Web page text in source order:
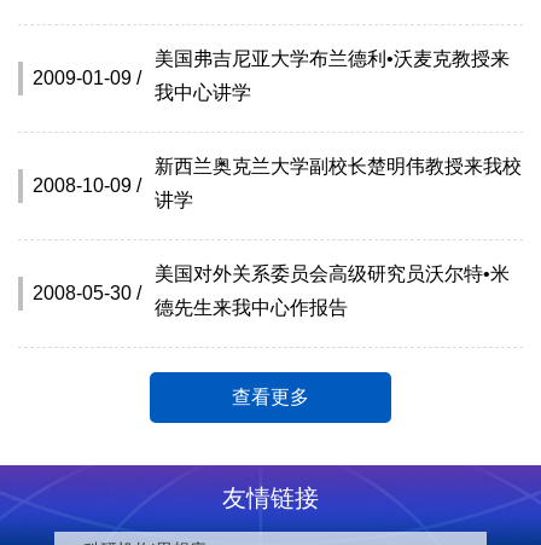
2009-01-09 /
美国弗吉尼亚大学布兰德利•沃麦克教授来
我中心讲学
2008-10-09 /
新西兰奥克兰大学副校长楚明伟教授来我校
讲学
2008-05-30 /
美国对外关系委员会高级研究员沃尔特•米
德先生来我中心作报告
查看更多
友情链接